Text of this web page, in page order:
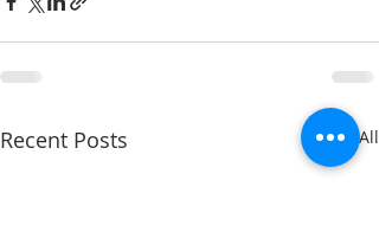
Recent Posts See All